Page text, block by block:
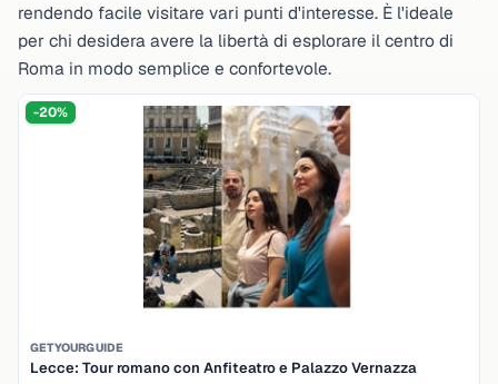
rendendo facile visitare vari punti d'interesse. È l'ideale
per chi desidera avere la libertà di esplorare il centro di
Roma in modo semplice e confortevole.
-20%
GETYOURGUIDE
Lecce: Tour romano con Anfiteatro e Palazzo Vernazza